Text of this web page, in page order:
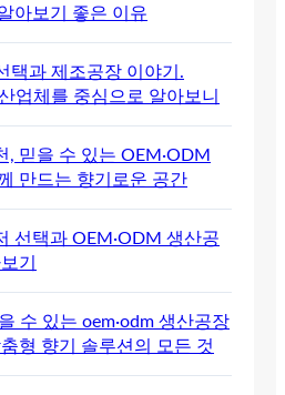
아보기 좋은 이유
택과 제조공장 이야기.
업체를 중심으로 알아보니
, 믿을 수 있는 OEM·ODM
만드는 향기로운 공간
선택과 OEM·ODM 생산공
기
수 있는 oem·odm 생산공장
형 향기 솔루션의 모든 것